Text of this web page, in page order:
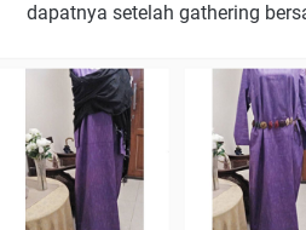
dapatnya setelah gathering